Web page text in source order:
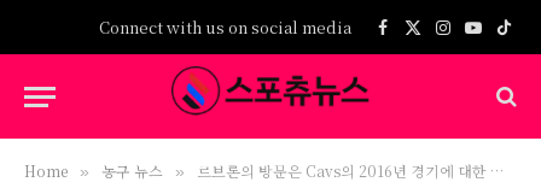
Connect with us on social media Facebook
X
Instagram
Home » 농구 뉴스 » 르브론의 방문은 Cavs의 2016년 경기에 대한 기억을 불러일으킵니다. 클리블랜드의 타이틀 경기는 10년 전이었습니다. 르브론 이후를 중심으로 구축한 그룹이 또 다른 타이틀에 더 가까워졌나요?